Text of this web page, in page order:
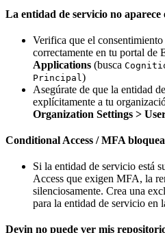
La entidad de servicio no aparece
Verifica que el
correctamente en tu portal de
Applications (busca
Principal )
Asegúrate de que la entidad
explícitamente a tu
Organization Settings >
Conditional Access / MFA bloquea
Si la entidad de servicio está
Access que exigen MFA, la
silenciosamente. Crea una
para la entidad de servicio en
Devin no puede ver mis